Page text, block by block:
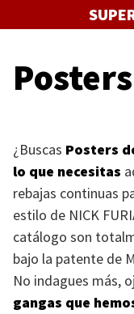
al
¿Buscas Posters
lo que necesitas
rebajas continuas
estilo de NICK
catálogo son
bajo la patente de
No indagues más,
gangas que